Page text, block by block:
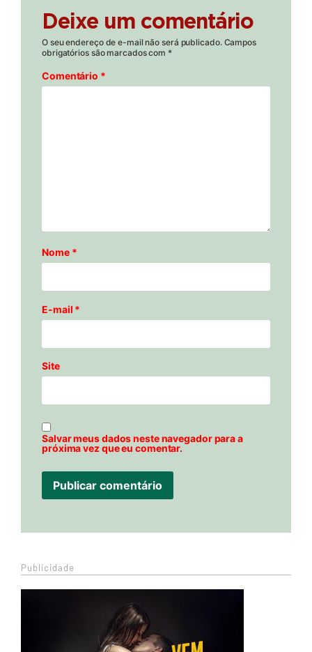
Deixe um comentário
O seu endereço de e-mail não será publicado. Campos
obrigatórios são marcados com *
Comentário *
Nome *
E-mail *
Site
Salvar meus dados neste navegador para a
próxima vez que eu comentar.
Publicidade